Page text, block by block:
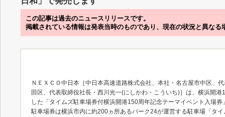
この記事は過去のニュースリリースです。
掲載されている情報は発表当時のものであり、現在の状況と異なる
ＮＥＸＣＯ中日本［中日本高速道路株式会社、本社・名古屋市中区、
田区、代表取締役社長・西川光一(にしかわ・こういち)］は、横浜開
した「タイムズ駐車場券付横浜開港150周年記念テーマイベント入場
駐車場券は横浜市内に約200ヵ所あるパーク24が運営する駐車場「タ